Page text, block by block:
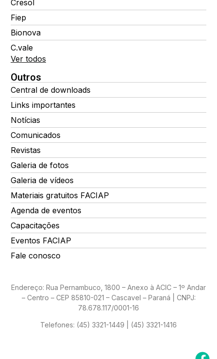
Cresol
Fiep
Bionova
C.vale
Ver todos
Outros
Central de downloads
Links importantes
Notícias
Comunicados
Revistas
Galeria de fotos
Galeria de vídeos
Materiais gratuitos FACIAP
Agenda de eventos
Capacitações
Eventos FACIAP
Fale conosco
Endereço: Rua Pernambuco, 1800 – Anexo à ACIC – 1º Andar
– Centro – CEP 85810-021 – Cascavel – Paraná | CNPJ:
78.678.117/0001-16
Telefones: (45) 3321-1449 | (45) 3321-1416